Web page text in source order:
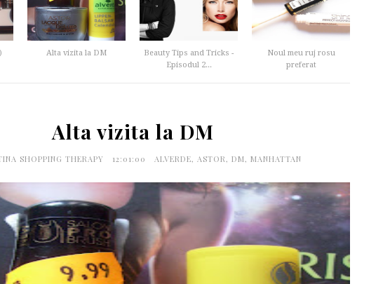
Alta vizita la DM
Beauty Tips and Tricks -
Episodul 2...
Noul meu ruj rosu
preferat
Alta vizita la DM
SHOPPING THERAPY 12:01:00 ALVERDE, ASTOR, DM, MANHATTAN